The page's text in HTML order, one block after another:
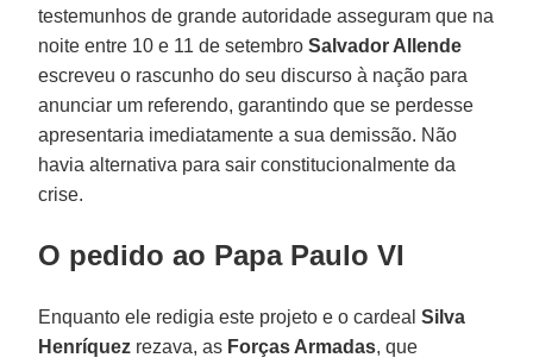
testemunhos de grande autoridade asseguram que na
noite entre 10 e 11 de setembroSalvador Allende
escreveu o rascunho do seu discurso à nação para
anunciar um referendo, garantindo que se perdesse
apresentaria imediatamente a sua demissão. Não
havia alternativa para sair constitucionalmente da
crise.
O pedido ao Papa Paulo VI
Enquanto ele redigia este projeto e o cardealSilva
Henríquez rezava, as Forças Armadas, que